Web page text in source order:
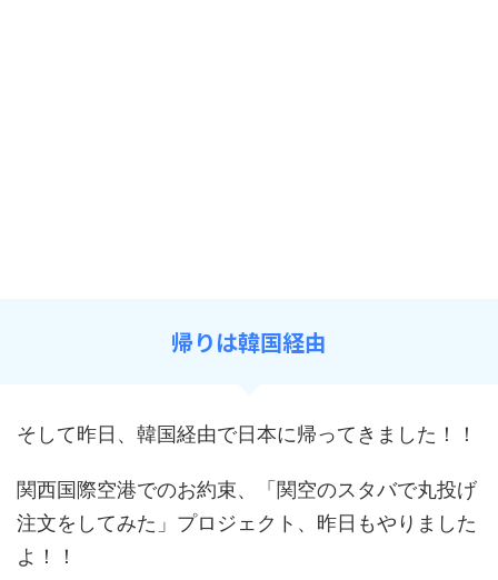
帰りは韓国経由
そして昨日、韓国経由で日本に帰ってきました！！
関西国際空港でのお約束、「関空のスタバで丸投げ
注文をしてみた」プロジェクト、昨日もやりました
よ！！